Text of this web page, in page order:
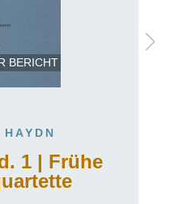
BERICHT
1 | Frühe